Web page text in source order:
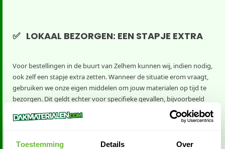
Toestemming Details Over
✅ LOKAAL BEZORGEN: EEN STAPJE EXTRA
Voor bestellingen in de buurt van Zelhem kunnen wij, indien nodig,
ook zelf een stapje extra zetten. Wanneer de situatie erom vraagt,
gebruiken we onze eigen middelen om jouw materialen op tijd te
bezorgen. Dit geldt echter voor specifieke gevallen, bijvoorbeeld
spoedbestellingen in de directe omgeving. Onze focus ligt echter
altijd op het bieden van een snelle en betrouwbare